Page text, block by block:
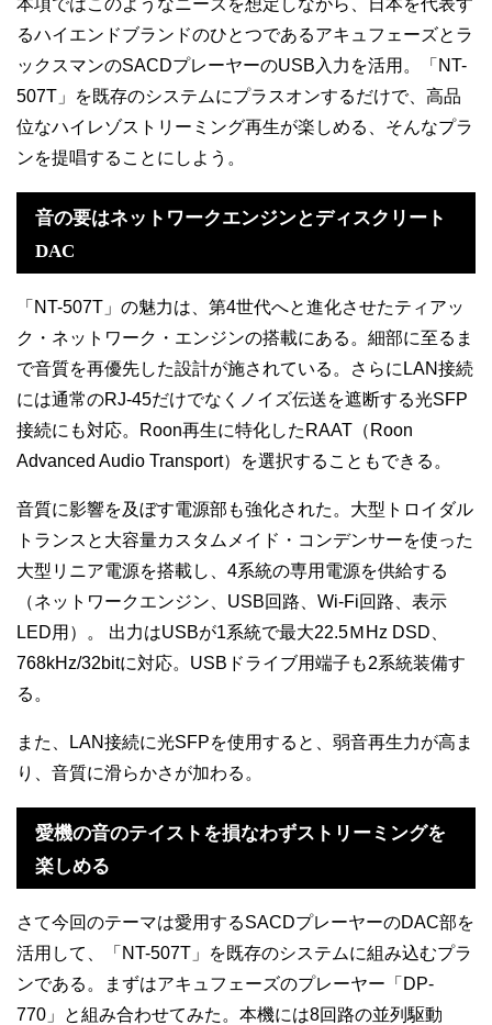
本項ではこのようなニーズを想定しながら、日本を代表す
るハイエンドブランドのひとつであるアキュフェーズとラ
ックスマンのSACDプレーヤーのUSB入力を活用。「NT-
507T」を既存のシステムにプラスオンするだけで、高品
位なハイレゾストリーミング再生が楽しめる、そんなプラ
ンを提唱することにしよう。
音の要はネットワークエンジンとディスクリート
DAC
「NT-507T」の魅力は、第4世代へと進化させたティアッ
ク・ネットワーク・エンジンの搭載にある。細部に至るま
で音質を再優先した設計が施されている。さらにLAN接続
には通常のRJ-45だけでなくノイズ伝送を遮断する光SFP
接続にも対応。Roon再生に特化したRAAT（Roon
Advanced Audio Transport）を選択することもできる。
音質に影響を及ぼす電源部も強化された。大型トロイダル
トランスと大容量カスタムメイド・コンデンサーを使った
大型リニア電源を搭載し、4系統の専用電源を供給する
（ネットワークエンジン、USB回路、Wi-Fi回路、表示
LED用）。 出力はUSBが1系統で最大22.5ＭHz DSD、
768kHz/32bitに対応。USBドライブ用端子も2系統装備す
る。
また、LAN接続に光SFPを使用すると、弱音再生力が高ま
り、音質に滑らかさが加わる。
愛機の音のテイストを損なわずストリーミングを
楽しめる
さて今回のテーマは愛用するSACDプレーヤーのDAC部を
活用して、「NT-507T」を既存のシステムに組み込むプラ
ンである。まずはアキュフェーズのプレーヤー「DP-
770」と組み合わせてみた。本機には8回路の並列駆動